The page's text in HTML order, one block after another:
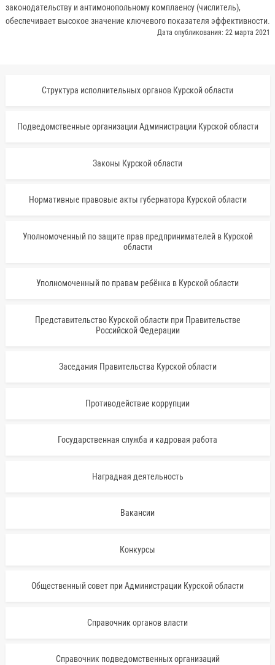
законодательству и антимонопольному комплаенсу (числитель),
обеспечивает высокое значение ключевого показателя эффективности.
Дата опубликования: 22 марта 2021
Структура исполнительных органов Курской области
Подведомственные организации Администрации Курской области
Законы Курской области
Нормативные правовые акты губернатора Курской области
Уполномоченный по защите прав предпринимателей в Курской
области
Уполномоченный по правам ребёнка в Курской области
Представительство Курской области при Правительстве
Российской Федерации
Заседания Правительства Курской области
Противодействие коррупции
Государственная служба и кадровая работа
Наградная деятельность
Вакансии
Конкурсы
Общественный совет при Администрации Курской области
Справочник органов власти
Справочник подведомственных организаций